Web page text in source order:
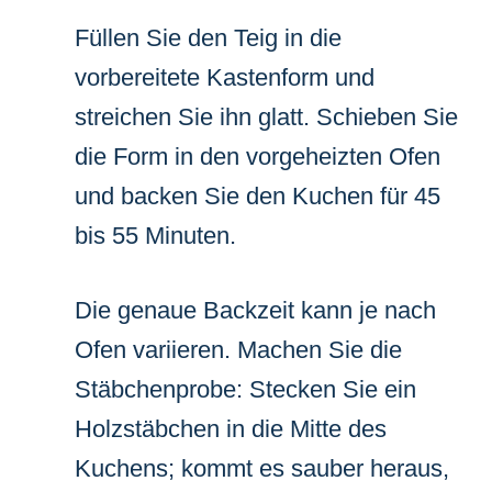
Füllen Sie den Teig in die
vorbereitete Kastenform und
streichen Sie ihn glatt. Schieben Sie
die Form in den vorgeheizten Ofen
und backen Sie den Kuchen für 45
bis 55 Minuten.
Die genaue Backzeit kann je nach
Ofen variieren. Machen Sie die
Stäbchenprobe: Stecken Sie ein
Holzstäbchen in die Mitte des
Kuchens; kommt es sauber heraus,